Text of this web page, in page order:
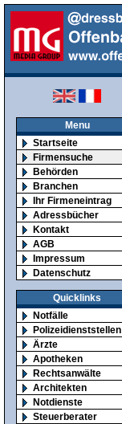
Menu
Startseite
Firmensuche
Behörden
Branchen
Ihr Firmeneintrag
Adressbücher
Kontakt
AGB
Impressum
Datenschutz
Quicklinks
Notfälle
Polizeidienststellen
Ärzte
Apotheken
Rechtsanwälte
Architekten
Notdienste
Steuerberater